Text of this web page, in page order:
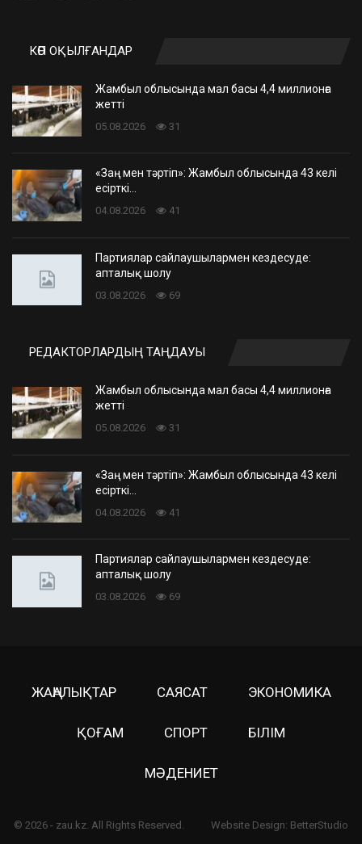
КӨП ОҚЫЛҒАНДАР
Жамбыл облысында мал басы 4,4 миллионға
жетті
05.08.2026 31
«Заң мен тәртіп»: Жамбыл облысында 43 келі
есірткі…
04.08.2026 41
Партиялар сайлаушылармен кездесуде:
апталық шолу
03.08.2026 69
РЕДАКТОРЛАРДЫҢ ТАҢДАУЫ
Жамбыл облысында мал басы 4,4 миллионға
жетті
05.08.2026 31
«Заң мен тәртіп»: Жамбыл облысында 43 келі
есірткі…
04.08.2026 41
Партиялар сайлаушылармен кездесуде:
апталық шолу
03.08.2026 69
ЖАҢАЛЫҚТАР САЯСАТ ЭКОНОМИКА
ҚОҒАМ СПОРТ БІЛІМ
МӘДЕНИЕТ
© 2026 - zau.kz. All Rights Reserved. Website Design: BetterStudio